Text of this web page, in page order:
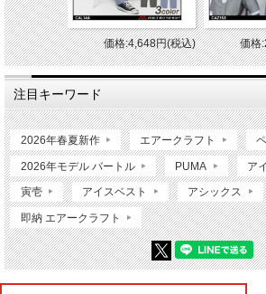
価格:4,648円(税込) 価格
注目キーワード
2026年春夏新作 エアークラフト
2026年モデル バートル PUMA ア
寅壱 アイスベスト アシックス
即納 エアークラフト